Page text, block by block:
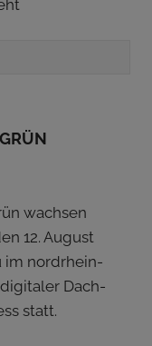
wachsen
12. August
im nordrhein-
Dach-
statt.